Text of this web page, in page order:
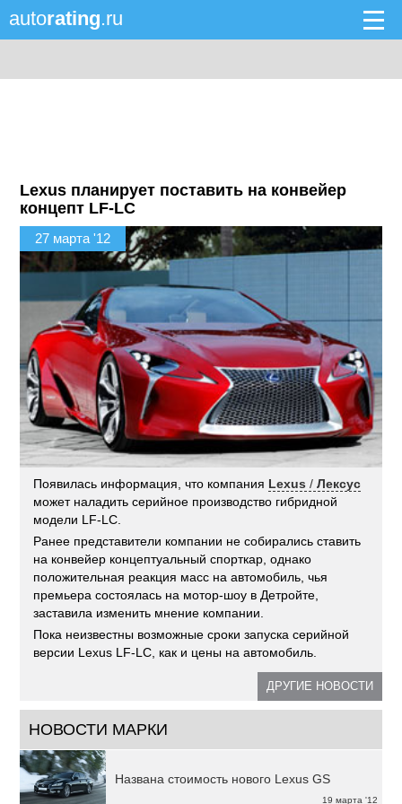
autorating.ru
Lexus планирует поставить на конвейер
концепт LF-LC
27 марта '12
Появилась информация, что компания Lexus /Лексус
может наладить серийное производство гибридной
модели LF-LC.
Ранее представители компании не собирались ставить
на конвейер концептуальный спорткар, однако
положительная реакция масс на автомобиль, чья
премьера состоялась на мотор-шоу в Детройте,
заставила изменить мнение компании.
Пока неизвестны возможные сроки запуска серийной
версии Lexus LF-LC, как и цены на автомобиль.
ДРУГИЕ НОВОСТИ
НОВОСТИ МАРКИ
19 марта '12
Названа стоимость нового Lexus GS